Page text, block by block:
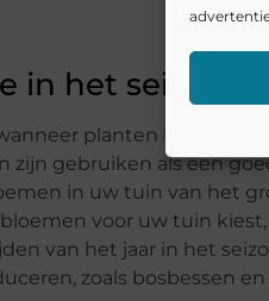
in het seizoen
planten in het
zijn gebruiken als een
in uw tuin van het
voor uw tuin
van het jaar in het
zoals bosbessen